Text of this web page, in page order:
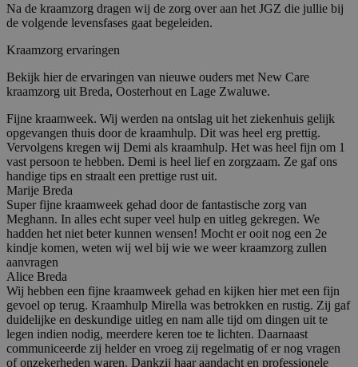
Na de kraamzorg dragen wij de zorg over aan het JGZ die jullie bij
de volgende levensfases gaat begeleiden.
Kraamzorg ervaringen
Bekijk hier de ervaringen van nieuwe ouders met New Care
kraamzorg uit Breda, Oosterhout en Lage Zwaluwe.
Fijne kraamweek. Wij werden na ontslag uit het ziekenhuis gelijk
opgevangen thuis door de kraamhulp. Dit was heel erg prettig.
Vervolgens kregen wij Demi als kraamhulp. Het was heel fijn om 1
vast persoon te hebben. Demi is heel lief en zorgzaam. Ze gaf ons
handige tips en straalt een prettige rust uit.
Marije Breda
Super fijne kraamweek gehad door de fantastische zorg van
Meghann. In alles echt super veel hulp en uitleg gekregen. We
hadden het niet beter kunnen wensen! Mocht er ooit nog een 2e
kindje komen, weten wij wel bij wie we weer kraamzorg zullen
aanvragen
Alice Breda
Wij hebben een fijne kraamweek gehad en kijken hier met een fijn
gevoel op terug. Kraamhulp Mirella was betrokken en rustig. Zij gaf
duidelijke en deskundige uitleg en nam alle tijd om dingen uit te
legen indien nodig, meerdere keren toe te lichten. Daarnaast
communiceerde zij helder en vroeg zij regelmatig of er nog vragen
of onzekerheden waren. Dankzij haar aandacht en professionele